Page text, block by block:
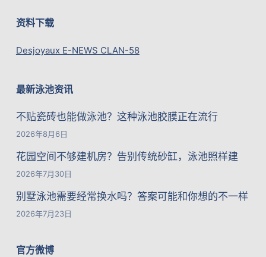
资料下载
Desjoyaux E-NEWS CLAN-58
最新泳池资讯
不贴瓷砖也能做泳池？这种泳池胶膜正在流行
2026年8月6日
花园空间不够建机房？告别传统砂缸，泳池照样建
2026年7月30日
别墅泳池需要经常换水吗？答案可能和你想的不一样
2026年7月23日
官方微博